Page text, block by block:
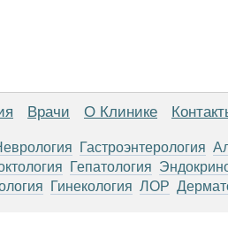
Врачи О Клинике
Гастроэнтерология
Гепатология
Гинекология ЛОР